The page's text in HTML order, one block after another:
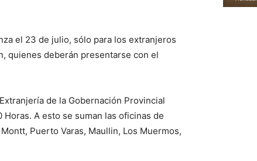
para
aumentar
el
volumen.
el 23 de julio, sólo para los extranjeros
quienes deberán presentarse con el
de la Gobernación Provincial
A esto se suman las oficinas de
Puerto Varas, Maullin, Los Muermos,